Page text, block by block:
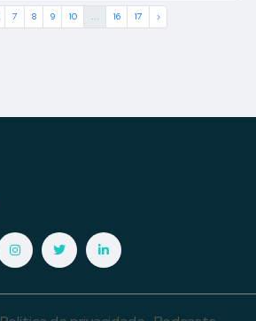
7 8 9 10 ... 16 17 ›